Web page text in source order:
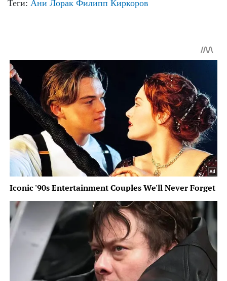
Теги: Ани Лорак Филипп Киркоров